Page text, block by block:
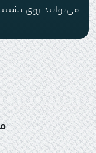
می‌توانید روی